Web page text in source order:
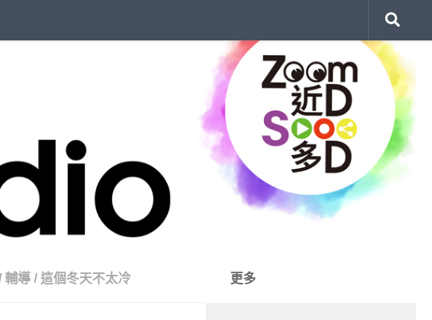
輔導 / 這個冬天不太冷 更多